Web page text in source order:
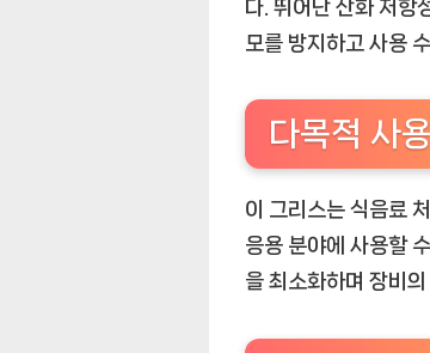
다. 뛰어난 산화 저항
모를 방지하고 사용
다목적 사용
이 그리스는 식음료
응용 분야에 사용할
을 최소화하며 장비